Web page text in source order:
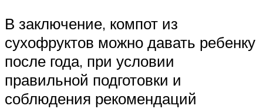
В заключение, компот из
сухофруктов можно давать ребенку
после года, при условии
правильной подготовки и
соблюдения рекомендаций